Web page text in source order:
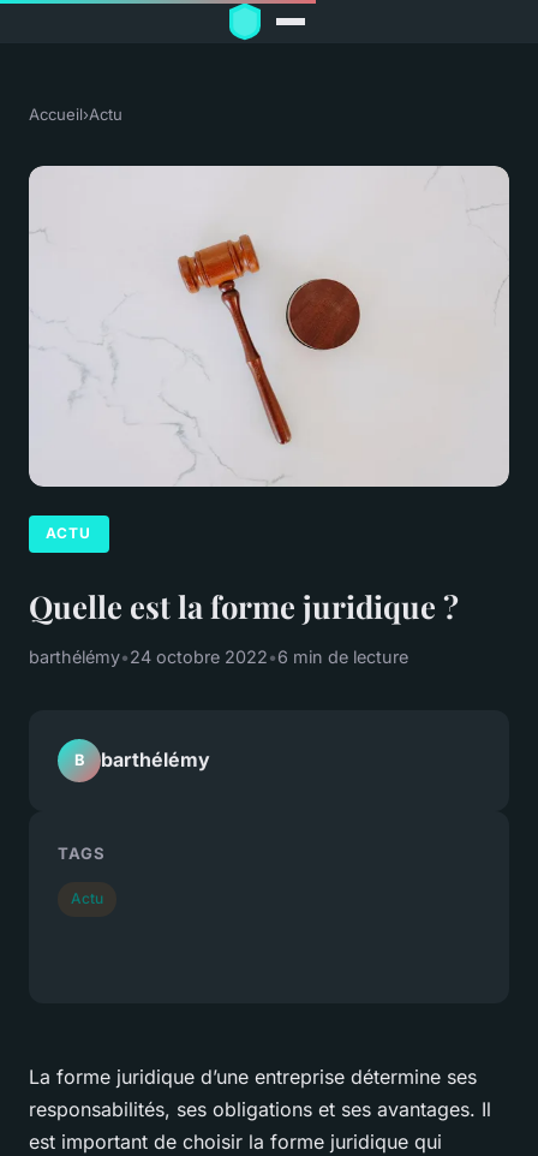
Accueil›Actu
ACTU
Quelle est la forme juridique ?
barthélémy•24 octobre 2022•6 min de lecture
La forme juridique d’une entreprise détermine ses
responsabilités, ses obligations et ses avantages. Il
est important de choisir la forme juridique qui
B barthélémy
TAGS
Actu